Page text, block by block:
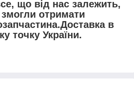
що від нас залежить,
отримати
в
точку України.